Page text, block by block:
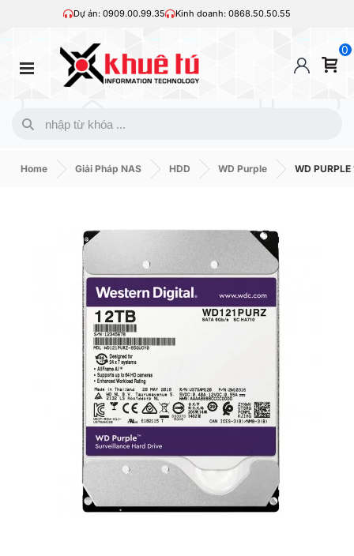
Dự án: 0909.00.99.35 Kinh doanh: 0868.50.50.55
0
Home Giải Pháp NAS HDD WD Purple WD